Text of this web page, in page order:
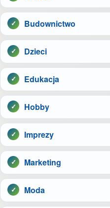
Budownictwo
Dzieci
Edukacja
Hobby
Imprezy
Marketing
Moda